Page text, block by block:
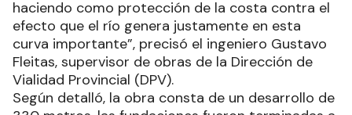
haciendo como protección de la costa contra el
efecto que el río genera justamente en esta
curva importante”, precisó el ingeniero Gustavo
Fleitas, supervisor de obras de la Dirección de
Vialidad Provincial (DPV).
Según detalló, la obra consta de un desarrollo de